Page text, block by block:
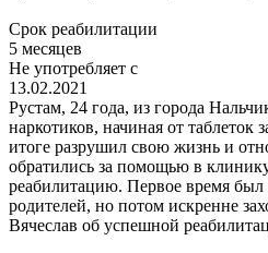
Срок реабилитации
5 месяцев
Не употребляет с
13.02.2021
Рустам, 24 года, из города
наркотиков, начиная от
итоге разрушил свою жизнь и
обратились за помощью в
реабилитацию. Первое время
родителей, но потом искренне
Вячеслав об успешной